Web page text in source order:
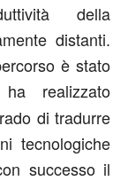
della
distanti.
è stato
realizzato
di tradurre
tecnologiche
successo il